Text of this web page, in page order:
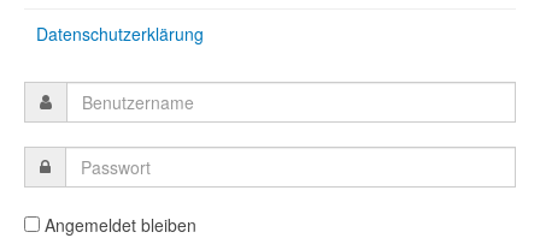
Datenschutzerklärung
Angemeldet bleiben